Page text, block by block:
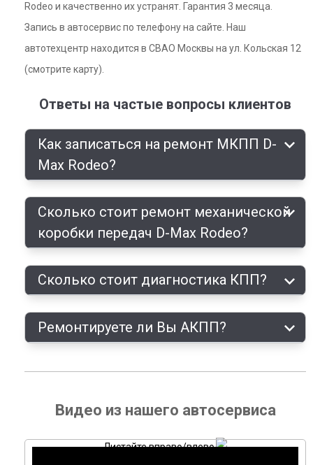
Rodeo и качественно их устранят. Гарантия 3 месяца.
Запись в автосервис по телефону на сайте. Наш
автотехцентр находится в СВАО Москвы на ул. Кольская 12
(смотрите карту).
Ответы на частые вопросы клиентов
Как записаться на ремонт МКПП D-
Max Rodeo?
Сколько стоит ремонт механической
коробки передач D-Max Rodeo?
Сколько стоит диагностика КПП?
Ремонтируете ли Вы АКПП?
Видео из нашего автосервиса
Листайте вправо/влево